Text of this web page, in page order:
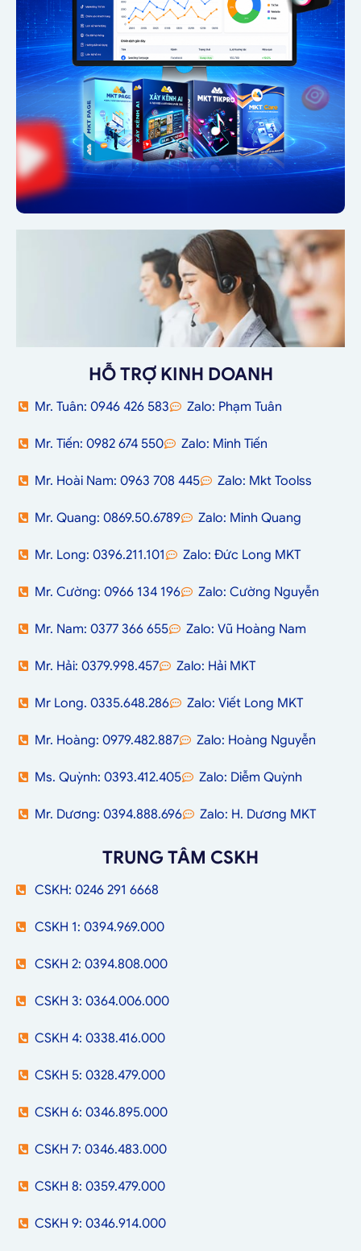
HỖ TRỢ KINH DOANH
Mr. Tuân: 0946 426 583 Zalo: Phạm Tuân
Mr. Tiến: 0982 674 550 Zalo: Minh Tiến
Mr. Hoài Nam: 0963 708 445 Zalo: Mkt Toolss
Mr. Quang: 0869.50.6789 Zalo: Minh Quang
Mr. Long: 0396.211.101 Zalo: Đức Long MKT
Mr. Cường: 0966 134 196 Zalo: Cường Nguyễn
Mr. Nam: 0377 366 655 Zalo: Vũ Hoàng Nam
Mr. Hải: 0379.998.457 Zalo: Hải MKT
Mr Long. 0335.648.286 Zalo: Viết Long MKT
Mr. Hoàng: 0979.482.887 Zalo: Hoàng Nguyễn
Ms. Quỳnh: 0393.412.405 Zalo: Diễm Quỳnh
Mr. Dương: 0394.888.696 Zalo: H. Dương MKT
TRUNG TÂM CSKH
CSKH: 0246 291 6668
CSKH 1: 0394.969.000
CSKH 2: 0394.808.000
CSKH 3: 0364.006.000
CSKH 4: 0338.416.000
CSKH 5: 0328.479.000
CSKH 6: 0346.895.000
CSKH 7: 0346.483.000
CSKH 8: 0359.479.000
CSKH 9: 0346.914.000